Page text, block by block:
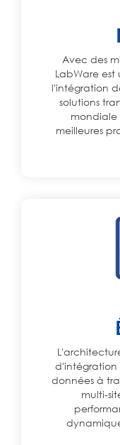
Avec des
LabWare
l'intégration
solutions
mondiale
meilleures
d'intégration
données à